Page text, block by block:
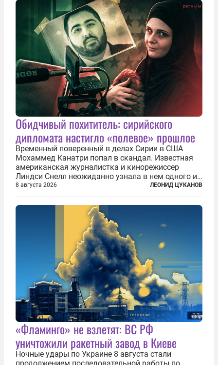
Обидчивый похититель: сирийского
дипломата настигло «полевое» прошлое
Временный поверенный в делах Сирии в США
Мохаммед Канатри попал в скандал. Известная
американская журналистка и кинорежиссер
Линдси Снелл неожиданно узнала в нем одного из
бандитов, похитивших ее в сирийском Алеппо в
2016 году. Журналистка убеждена, что Канатри, в
то время известный под подпольным...
8 августа 2026 ЛЕОНИД ЦУКАНОВ
«Фламинго» не взлетят: ВС РФ
уничтожили ракетный завод в Киеве
Ночные удары по Украине 8 августа стали